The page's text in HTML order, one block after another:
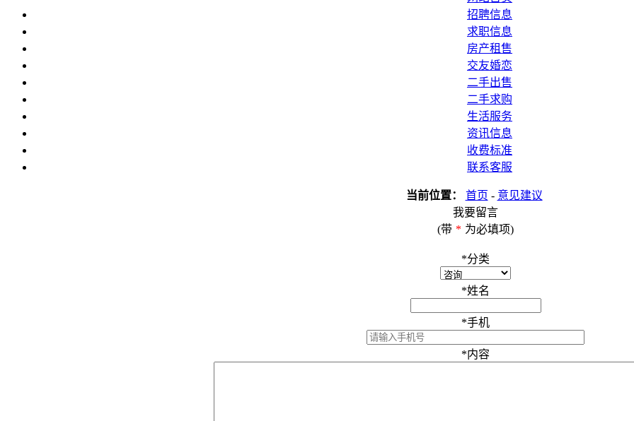
招聘信息
求职信息
房产租售
交友婚恋
二手出售
二手求购
生活服务
资讯信息
收费标准
联系客服
当前位置： 首页 - 意见建议
我要留言
(带 * 为必填项)
*分类
*姓名
*手机
*内容